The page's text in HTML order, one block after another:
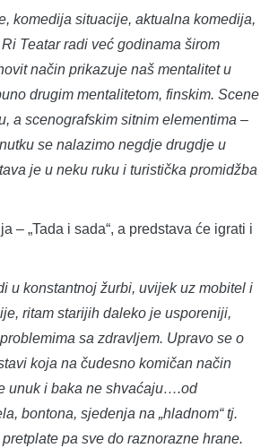
komedija situacije, aktualna komedija,
Teatar radi već godinama širom
način prikazuje naš mentalitet u
drugim mentalitetom, finskim. Scene
a scenografskim sitnim elementima –
se nalazimo negdje drugdje u
je u neku ruku i turistička promidžba
– „Tada i sada“, a predstava će igrati i
u konstantnoj žurbi, uvijek uz mobitel i
ritam starijih daleko je usporeniji,
sa zdravljem. Upravo se o
koja na čudesno komičan način
unuk i baka ne shvaćaju….od
bontona, sjedenja na „hladnom“ tj.
pa sve do raznorazne hrane.